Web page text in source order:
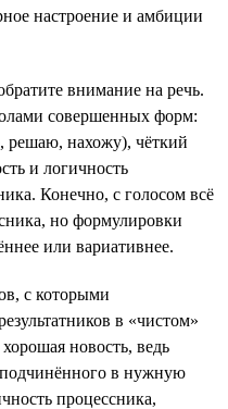
настроение и амбиции
внимание на речь.
совершенных форм:
решаю, нахожу), чёткий
и логичность
Конечно, с голосом всё
но формулировки
или вариативнее.
с которыми
в «чистом»
новость, ведь
подчинённого в нужную
процессника,